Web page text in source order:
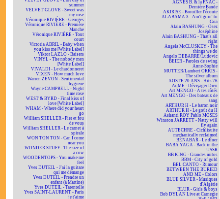
summer
VELVET GLOVE - Sweet was
my rose
Véronique RIVIÈRE - Georges
Véronique RIVIÈRE - Première
Manche
Véronique RIVIÈRE - Tout
court
Victoria ABRIL - Baby when
you kiss me [White Label]
Viktor LAZLO - Baisers
VINYL - The nobody men
[White Label]
VIVALDI - Le chardonneret
VIXEN - How much love
Warren ZEVON - Sentimental
hygiene
Wayne CAMPBELL - Night
time rose
WEST & BYRD - Final kiss of
love [White Label]
WHAM - Where did your heart
go
William SHELLER - Fier et fou
de vous
William SHELLER - Le carnet à
spirale
WON TON TON - Can I come
near you
WONDER STUFF - The size of
a cow
WOODENTOPS - You make me
feel
Yves DUTEIL - J'ai la guitare
qui me démange
Yves DUTEIL - Prendre un
enfant (à Martine)
Yves DUTEIL - Tarentelle
Yves SAINT-LAURENT - Paris
je t'aime
AGNÈS B. & la FNAC -
Dernière Bande
AKIRISE - Brouiller l'écoute
ALABAMA 3 - Ain't goin' to
Goa
Alain BASHUNG - Osez
Joséphine
Alain BASHUNG - That's all
right
Angela McCLUSKEY - The
things we do
Angelo DEBARRE/Ludovic
BEIER - Paroles de swing
Anne-Sophie
MUTTER/Lambert ORKIS -
The silver album
AOSTE 20 ANS - Hits 76
AqME - Dévisager Dieu
Art MENGO - À tes côtés
Art MENGO - Des bateaux de
sang
ARTHUR H - Le baron noir
ARTHUR H - Le goût du H
Ashanti ROY Pablo MOSES
Winston JARRETT - Natty will
fly again
AUTECHRE - Cichlisuite
mechanically reclaimed
BÉNABAR - Le dîner
BABA YAGA - Back in the
USSR
BB KING - Grandes mitos
BBM - City of gold
BEL CANTO - Rumour
BETWEEN THE BURIED
AND ME - Colors
BLUE SILVER - Musiques
d'Algérie
BLUR - Girls & boys
Bob DYLAN Live at Carnegie